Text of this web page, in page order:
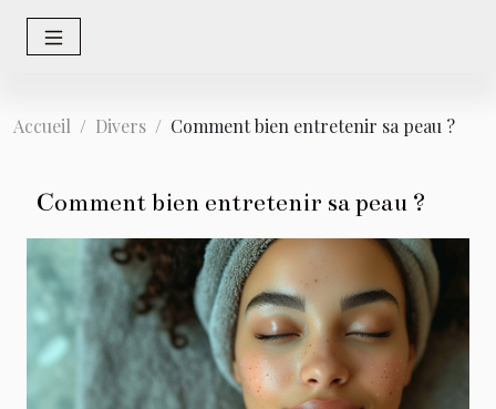
Accueil Divers Comment bien entretenir sa peau ?
Comment bien entretenir sa peau ?